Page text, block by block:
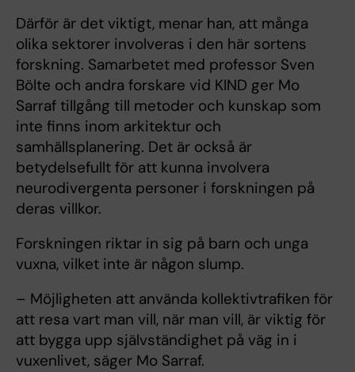
Därför är det viktigt, menar han, att många
olika sektorer involveras i den här sortens
forskning. Samarbetet med professor Sven
Bölte och andra forskare vid KIND ger Mo
Sarraf tillgång till metoder och kunskap som
inte finns inom arkitektur och
samhällsplanering. Det är också är
betydelsefullt för att kunna involvera
neurodivergenta personer i forskningen på
deras villkor.
Forskningen riktar in sig på barn och unga
vuxna, vilket inte är någon slump.
– Möjligheten att använda kollektivtrafiken för
att resa vart man vill, när man vill, är viktig för
att bygga upp självständighet på väg in i
vuxenlivet, säger Mo Sarraf.